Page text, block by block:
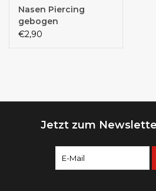
Nasen Piercing
gebogen
€2,90
Jetzt zum